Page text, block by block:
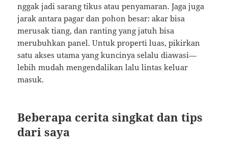
nggak jadi sarang tikus atau penyamaran. Jaga juga
jarak antara pagar dan pohon besar: akar bisa
merusak tiang, dan ranting yang jatuh bisa
merubuhkan panel. Untuk properti luas, pikirkan
satu akses utama yang kuncinya selalu diawasi—
lebih mudah mengendalikan lalu lintas keluar
masuk.
Beberapa cerita singkat dan tips
dari saya